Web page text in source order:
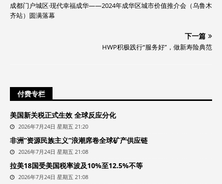
成都门户城区·现代幸福成华——2024年成华区城市价值推介会（乌鲁木
齐站）圆满落幕
下一篇
HWP积极践行“服务好”，做新寿险典范
付费专栏
美国新关税正式生效 全球反应分化
2026年7月24日 星期五 21:20
非洲“资源民族主义”浪潮席卷全球矿产供应链
2026年7月24日 星期五 21:08
拉美18国受美国税率波及10%至12.5%不等
2026年7月24日 星期五 21:08